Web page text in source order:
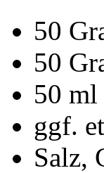
50
50
50 ml
ggf.
Salz,